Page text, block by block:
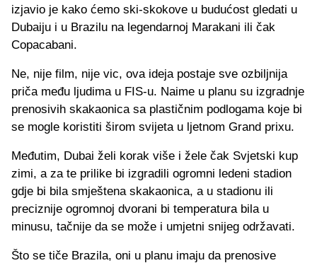
izjavio je kako ćemo ski-skokove u budućost gledati u
Dubaiju i u Brazilu na legendarnoj Marakani ili čak
Copacabani.
Ne, nije film, nije vic, ova ideja postaje sve ozbiljnija
priča među ljudima u FIS-u. Naime u planu su izgradnje
prenosivih skakaonica sa plastičnim podlogama koje bi
se mogle koristiti širom svijeta u ljetnom Grand prixu.
Međutim, Dubai želi korak više i žele čak Svjetski kup
zimi, a za te prilike bi izgradili ogromni ledeni stadion
gdje bi bila smještena skakaonica, a u stadionu ili
preciznije ogromnoj dvorani bi temperatura bila u
minusu, tačnije da se može i umjetni snijeg održavati.
Što se tiče Brazila, oni u planu imaju da prenosive